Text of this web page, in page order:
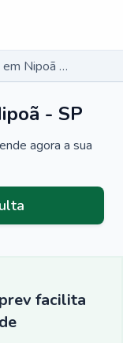
Dermatologista em Nipoã - SP
- SP
agora a sua
facilita